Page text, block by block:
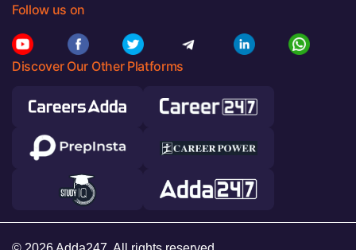
Follow us on
Discover Our Other Platforms